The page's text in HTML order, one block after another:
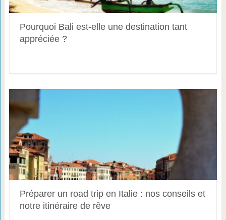
Pourquoi Bali est-elle une destination tant
appréciée ?
Préparer un road trip en Italie : nos conseils et
notre itinéraire de rêve